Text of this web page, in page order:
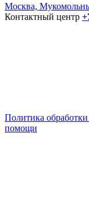
Москва,
Контактный центр
Политика
помощи